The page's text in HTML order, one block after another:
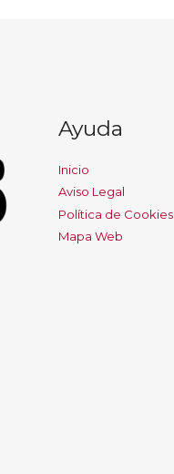
Ayuda
Inicio
Aviso Legal
Política de Cookies
Mapa Web